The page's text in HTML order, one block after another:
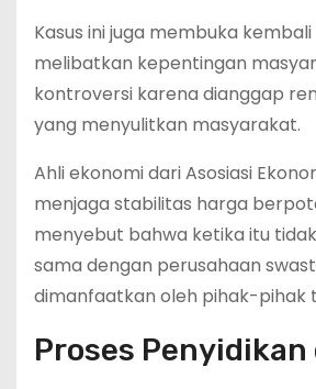
Kasus ini juga membuka
melibatkan kepentingan
kontroversi karena dianggap
yang menyulitkan masyarakat.
Ahli ekonomi dari Asosiasi
menjaga stabilitas harga
menyebut bahwa ketika itu
sama dengan perusahaan
dimanfaatkan oleh pihak-pihak
Proses Penyidikan